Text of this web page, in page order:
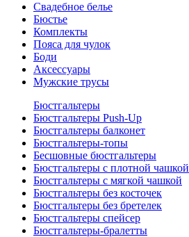
Свадебное белье
Бюстье
Комплекты
Пояса для чулок
Боди
Аксессуары
Мужские трусы
Бюстгальтеры
Бюстгальтеры Push-Up
Бюстгальтеры балконет
Бюстгальтеры-топы
Бесшовные бюстгальтеры
Бюстгальтеры с плотной чашкой
Бюстгальтеры с мягкой чашкой
Бюстгальтеры без косточек
Бюстгальтеры без бретелек
Бюстгальтеры спейсер
Бюстгальтеры-бралетты